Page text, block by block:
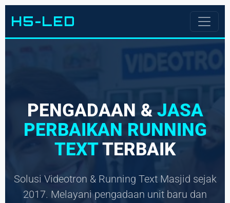
H5-LED
PENGADAAN & JASA
PERBAIKAN RUNNING
TEXTTERBAIK
Solusi Videotron & Running Text Masjid sejak
2017. Melayani pengadaan unit baru dan